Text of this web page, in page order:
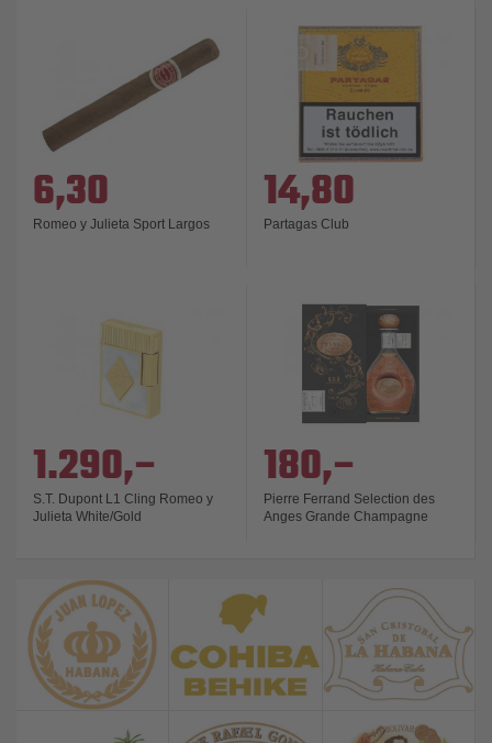
6,30
Romeo y Julieta Sport Largos 14,80
Partagas Club
1.290,–
S.T. Dupont L1 Cling Romeo y
Julieta White/Gold
180,–
Pierre Ferrand Selection des
Anges Grande Champagne